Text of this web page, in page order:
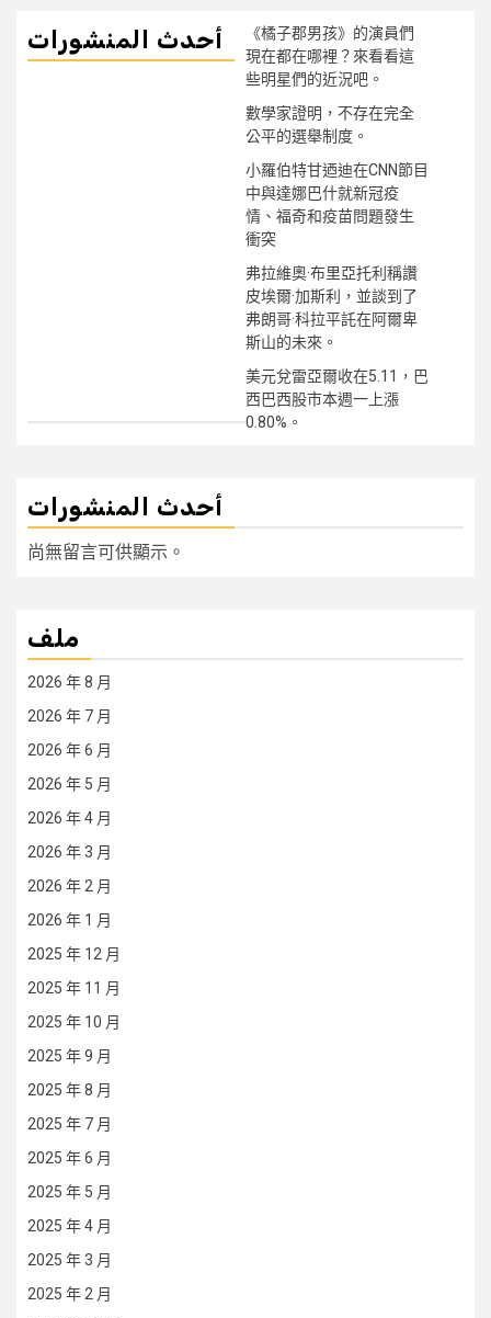
أحدث المنشورات
《橘子郡男孩》的演員們
現在都在哪裡？來看看這
些明星們的近況吧。
數學家證明，不存在完全
公平的選舉制度。
小羅伯特甘迺迪在CNN節目
中與達娜巴什就新冠疫
情、福奇和疫苗問題發生
衝突
弗拉維奧·布里亞托利稱讚
皮埃爾·加斯利，並談到了
弗朗哥·科拉平託在阿爾卑
斯山的未來。
美元兌雷亞爾收在5.11，巴
西巴西股市本週一上漲
0.80%。
أحدث المنشورات
尚無留言可供顯示。
ملف
2026 年 8 月
2026 年 7 月
2026 年 6 月
2026 年 5 月
2026 年 4 月
2026 年 3 月
2026 年 2 月
2026 年 1 月
2025 年 12 月
2025 年 11 月
2025 年 10 月
2025 年 9 月
2025 年 8 月
2025 年 7 月
2025 年 6 月
2025 年 5 月
2025 年 4 月
2025 年 3 月
2025 年 2 月